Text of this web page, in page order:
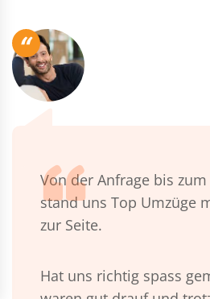
“
Von der Anfrage bis
stand uns Top Umzüge
zur Seite.
Hat uns richtig spass